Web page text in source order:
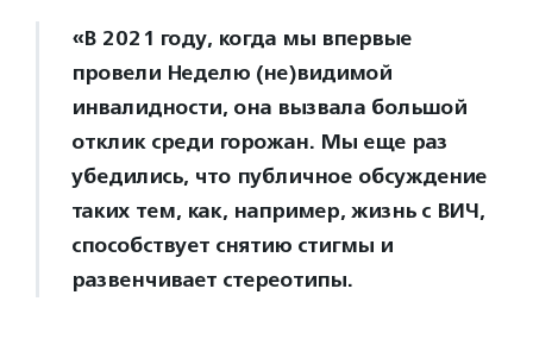
«В 2021 году, когда мы впервые
провели Неделю (не)видимой
инвалидности, она вызвала большой
отклик среди горожан. Мы еще раз
убедились, что публичное обсуждение
таких тем, как, например, жизнь с ВИЧ,
способствует снятию стигмы и
развенчивает стереотипы.